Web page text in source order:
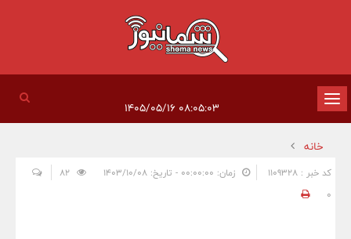
تغییر
وضعیت
ناوبری
خانه
کد خبر : 1109328 زمان: ۰۰:۰۰:۰۰ - تاریخ: ۱۴۰۳/۱۰/۰۸
0